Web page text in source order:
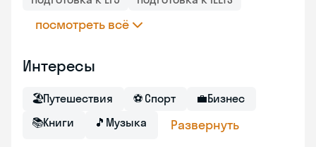
посмотреть всё
Интересы
🏖Путешествия ⚽ Спорт 💼Бизнес
📚Книги 🎵 Музыка Развернуть